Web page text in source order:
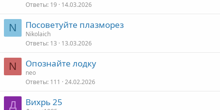
Ответы 19 14.03.2026
N Посоветуйте плазморез
Nikolaich
Ответы 13 13.03.2026
N Опознайте лодку
neo
Ответы 111 24.02.2026
Д Вихрь 25